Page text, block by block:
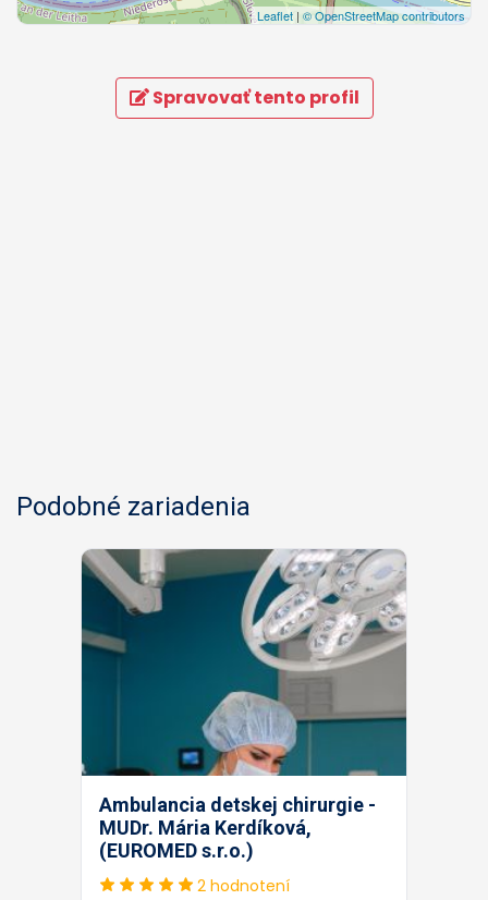
Leaflet | © OpenStreetMap contributors
Spravovať tento profil
Podobné zariadenia
Ambulancia detskej chirurgie -
MUDr. Mária Kerdíková,
(EUROMED s.r.o.)
2 hodnotení